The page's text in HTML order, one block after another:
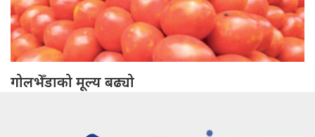
गोलभेँडाको मूल्य बढ्यो